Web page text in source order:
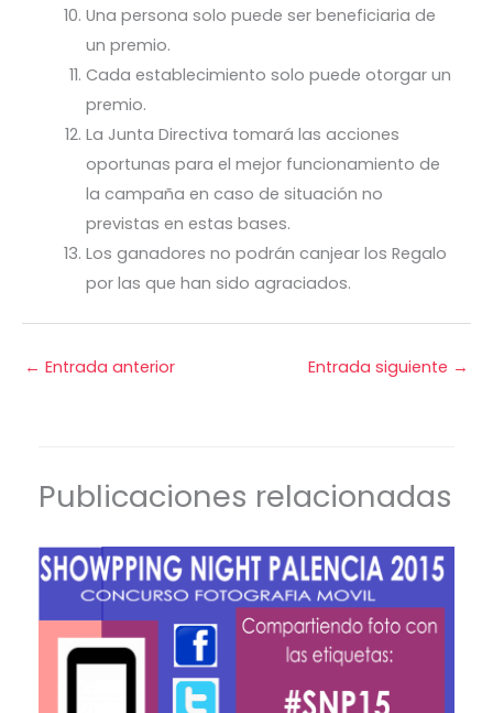
Una persona solo puede ser beneficiaria de
un premio.
Cada establecimiento solo puede otorgar un
premio.
La Junta Directiva tomará las acciones
oportunas para el mejor funcionamiento de
la campaña en caso de situación no
previstas en estas bases.
Los ganadores no podrán canjear los Regalo
por las que han sido agraciados.
← Entrada anterior Entrada siguiente →
Publicaciones relacionadas